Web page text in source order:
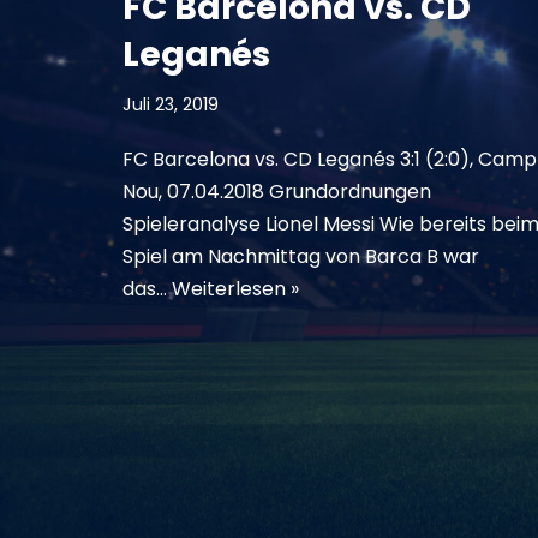
Leganés
Juli 23, 2019
FC Barcelona vs. CD Leganés 3:1 (2:0), Camp
Nou, 07.04.2018 Grundordnungen
Spieleranalyse Lionel Messi Wie bereits beim
Spiel am Nachmittag von Barca B war
das…Weiterlesen »